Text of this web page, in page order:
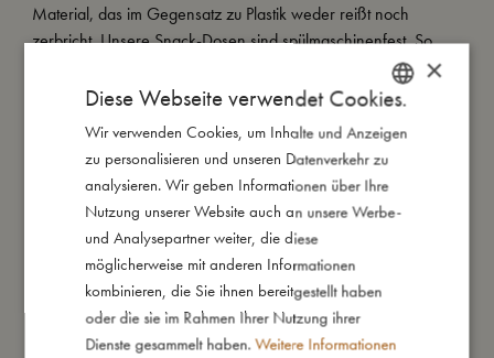
Material, das im Gegensatz zu Plastik weder reißt noch
zerbricht. Unsere Snack-Dosen sind spülmaschinenfest. So
gemütlichen Mahlzeiten.
So groß bin ich
Daraus bin ich gemacht
So kannst Du mich pflegen
DANISH
ENGLISH
GERMAN
×
Diese Webseite verwendet Cookies.
Wir verwenden Cookies, um Inhalte und Anzeigen
zu personalisieren und unseren Datenverkehr zu
analysieren. Wir geben Informationen über Ihre
Nutzung unserer Website auch an unsere Werbe-
und Analysepartner weiter, die diese
möglicherweise mit anderen Informationen
kombinieren, die Sie ihnen bereitgestellt haben
oder die sie im Rahmen Ihrer Nutzung ihrer
Dienste gesammelt haben. Weitere Informationen